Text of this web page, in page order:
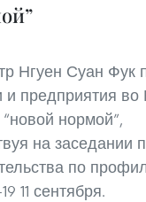
Нгуен Суан Фук
предприятия во
нормой”,
на заседании
по
11 сентября.